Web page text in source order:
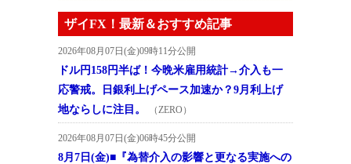
ザイFX！最新＆おすすめ記事
2026年08月07日(金)09時11分公開
ドル円158円半ば！今晩米雇用統計→介入も一
応警戒。日銀利上げペース加速か？9月利上げ
地ならしに注目。
（ZERO）
2026年08月07日(金)06時45分公開
8月7日(金)■『為替介入の影響と更なる実施への